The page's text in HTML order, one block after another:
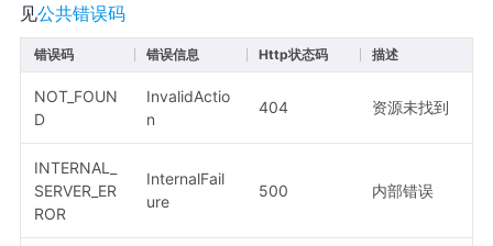
见公共错误码
错误码 错误信息 Http状态码 描述
NOT_FOUN
D
InvalidActio
n
404 资源未找到
INTERNAL_
SERVER_ER
ROR
InternalFail
ure
500 内部错误